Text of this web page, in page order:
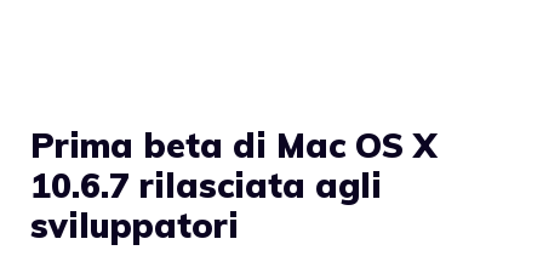
Prima beta di Mac OS X
10.6.7 rilasciata agli
sviluppatori